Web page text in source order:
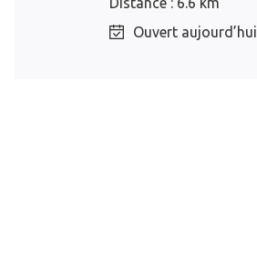
Ouvert aujourd’hui